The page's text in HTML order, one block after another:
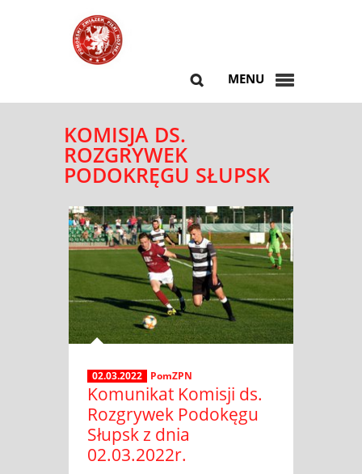
MENU
KOMISJA DS.
ROZGRYWEK
PODOKRĘGU SŁUPSK
02.03.2022 PomZPN
Komunikat Komisji ds.
Rozgrywek Podokęgu
Słupsk z dnia
02.03.2022r.